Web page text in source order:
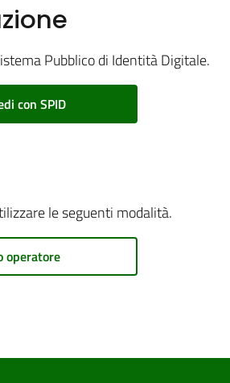
Pubblico di Identità Digitale.
con SPID
le seguenti modalità.
operatore